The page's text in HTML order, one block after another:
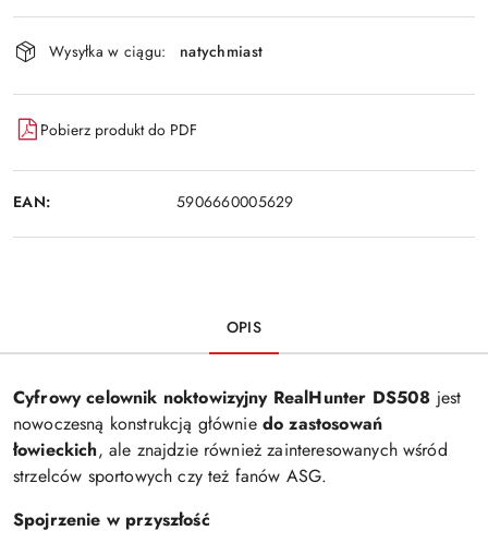
Dostępność
i
dostawa
Wysyłka w ciągu: natychmiast
Pobierz produkt do PDF
EAN: 5906660005629
OPIS
Cyfrowy celownik noktowizyjny RealHunter DS508 jest
nowoczesną konstrukcją głównie do zastosowań
łowieckich, ale znajdzie również zainteresowanych wśród
strzelców sportowych czy też fanów ASG.
Spojrzenie w przyszłość